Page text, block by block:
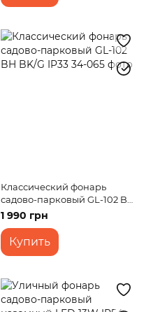
Классический фонарь
садово-парковый GL-102 BH
BK/G IP33
1 990 грн
Купить